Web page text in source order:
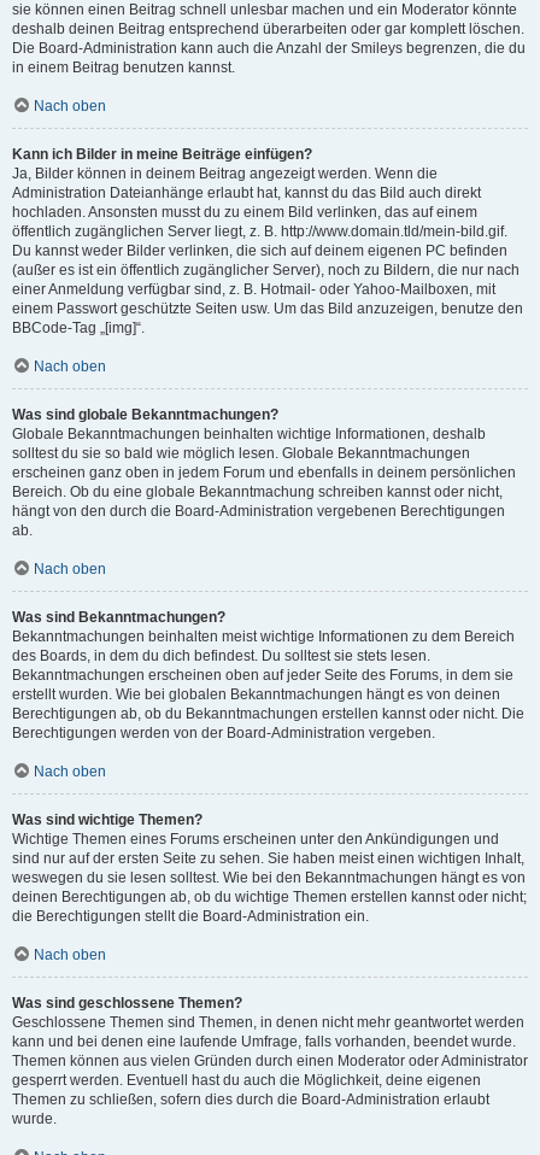
sie können einen Beitrag schnell unlesbar machen und ein Moderator könnte
deshalb deinen Beitrag entsprechend überarbeiten oder gar komplett löschen.
Die Board-Administration kann auch die Anzahl der Smileys begrenzen, die du
in einem Beitrag benutzen kannst.
Nach oben
Kann ich Bilder in meine Beiträge einfügen?
Ja, Bilder können in deinem Beitrag angezeigt werden. Wenn die
Administration Dateianhänge erlaubt hat, kannst du das Bild auch direkt
hochladen. Ansonsten musst du zu einem Bild verlinken, das auf einem
öffentlich zugänglichen Server liegt, z. B. http://www.domain.tld/mein-bild.gif.
Du kannst weder Bilder verlinken, die sich auf deinem eigenen PC befinden
(außer es ist ein öffentlich zugänglicher Server), noch zu Bildern, die nur nach
einer Anmeldung verfügbar sind, z. B. Hotmail- oder Yahoo-Mailboxen, mit
einem Passwort geschützte Seiten usw. Um das Bild anzuzeigen, benutze den
BBCode-Tag „[img]“.
Nach oben
Was sind globale Bekanntmachungen?
Globale Bekanntmachungen beinhalten wichtige Informationen, deshalb
solltest du sie so bald wie möglich lesen. Globale Bekanntmachungen
erscheinen ganz oben in jedem Forum und ebenfalls in deinem persönlichen
Bereich. Ob du eine globale Bekanntmachung schreiben kannst oder nicht,
hängt von den durch die Board-Administration vergebenen Berechtigungen
ab.
Nach oben
Was sind Bekanntmachungen?
Bekanntmachungen beinhalten meist wichtige Informationen zu dem Bereich
des Boards, in dem du dich befindest. Du solltest sie stets lesen.
Bekanntmachungen erscheinen oben auf jeder Seite des Forums, in dem sie
erstellt wurden. Wie bei globalen Bekanntmachungen hängt es von deinen
Berechtigungen ab, ob du Bekanntmachungen erstellen kannst oder nicht. Die
Berechtigungen werden von der Board-Administration vergeben.
Nach oben
Was sind wichtige Themen?
Wichtige Themen eines Forums erscheinen unter den Ankündigungen und
sind nur auf der ersten Seite zu sehen. Sie haben meist einen wichtigen Inhalt,
weswegen du sie lesen solltest. Wie bei den Bekanntmachungen hängt es von
deinen Berechtigungen ab, ob du wichtige Themen erstellen kannst oder nicht;
die Berechtigungen stellt die Board-Administration ein.
Nach oben
Was sind geschlossene Themen?
Geschlossene Themen sind Themen, in denen nicht mehr geantwortet werden
kann und bei denen eine laufende Umfrage, falls vorhanden, beendet wurde.
Themen können aus vielen Gründen durch einen Moderator oder Administrator
gesperrt werden. Eventuell hast du auch die Möglichkeit, deine eigenen
Themen zu schließen, sofern dies durch die Board-Administration erlaubt
wurde.